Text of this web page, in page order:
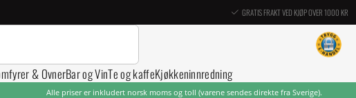
GRATIS FRAKT VED KJØP OVER 1000 KR
& OvnerBar og VinTe og kaffeKjøkkeninnredning
Alle priser er inkludert norsk moms og toll (varene sendes direkte fra Sverige).